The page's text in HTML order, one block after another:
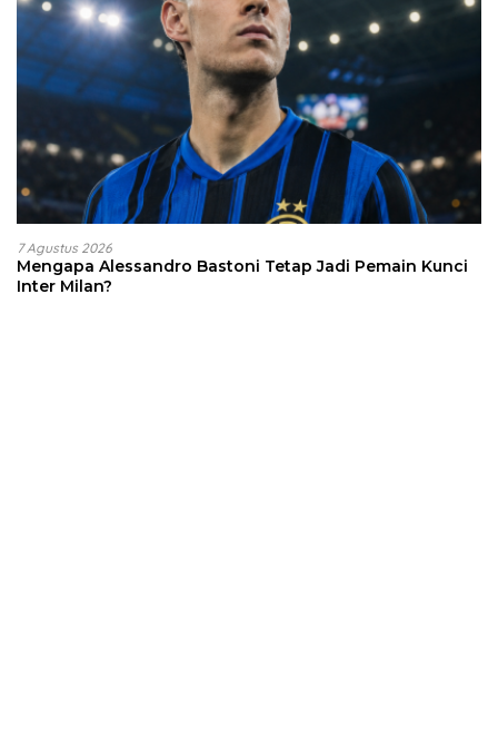
7 Agustus 2026
Mengapa Alessandro Bastoni Tetap Jadi Pemain Kunci
Inter Milan?